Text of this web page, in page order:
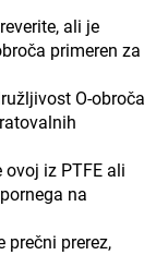
ali je
primeren za
O-obroča
ovoj iz PTFE ali
na
prečni prerez,